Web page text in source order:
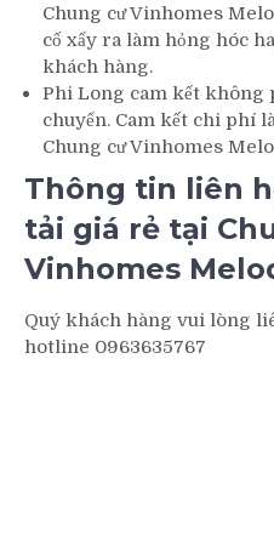
Chung cư Vinhomes
cố xẩy ra làm hỏng hóc
khách hàng.
Phi Long cam kết không
chuyển. Cam kết chi phí
Chung cư Vinhomes
Thông tin liên
tải giá rẻ tại
Vinhomes
Quý khách hàng vui lòng
hotline 0963635767